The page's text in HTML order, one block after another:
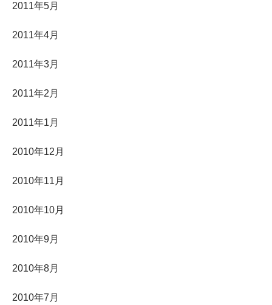
2011年5月
2011年4月
2011年3月
2011年2月
2011年1月
2010年12月
2010年11月
2010年10月
2010年9月
2010年8月
2010年7月